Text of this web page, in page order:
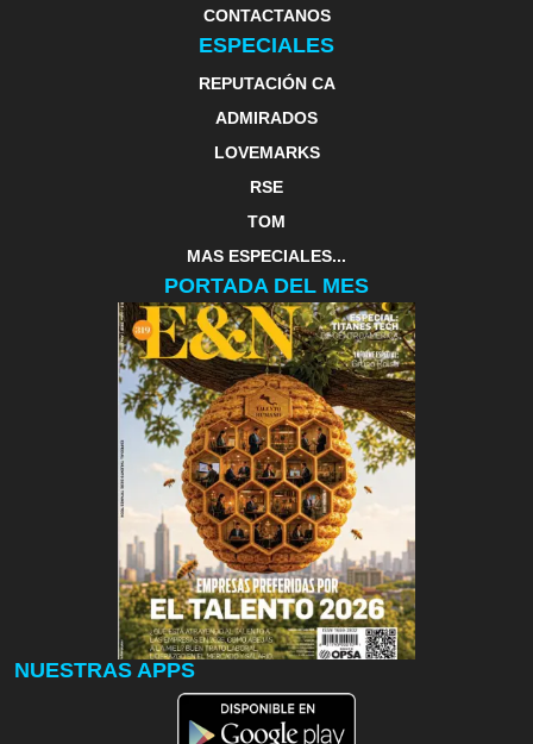
CONTACTANOS
ESPECIALES
REPUTACIÓN CA
ADMIRADOS
LOVEMARKS
RSE
TOM
MAS ESPECIALES...
PORTADA DEL MES
NUESTRAS APPS